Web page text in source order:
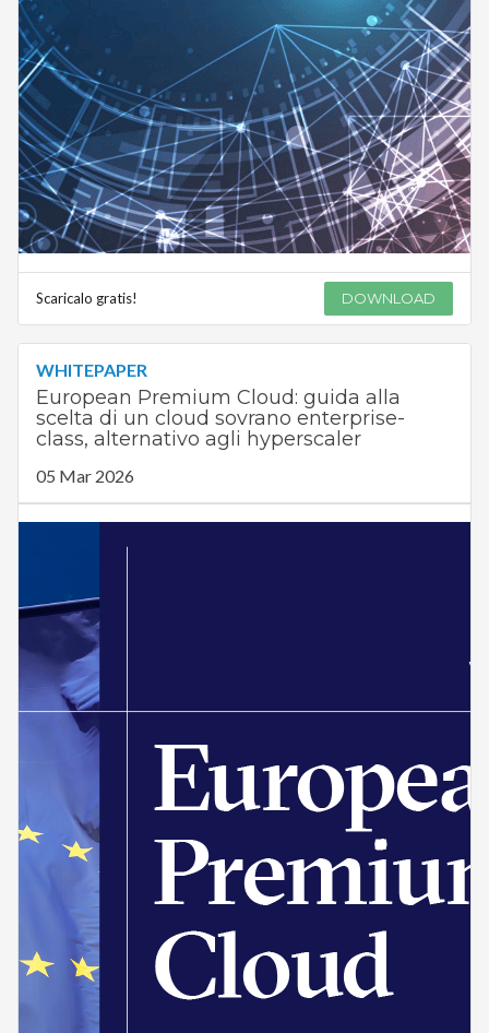
Scaricalo gratis! DOWNLOAD
WHITEPAPER
European Premium Cloud: guida alla
scelta di un cloud sovrano enterprise-
class, alternativo agli hyperscaler
05 Mar 2026